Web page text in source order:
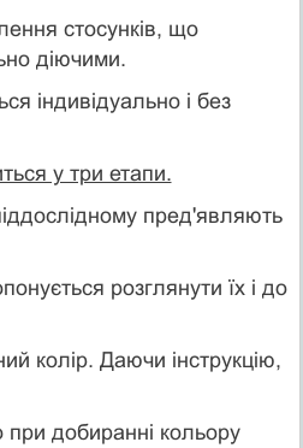
стосунків, що
діючими.
індивідуально і без
у три етапи.
пред'являють
розглянути їх і до
колір. Даючи інструкцію,
добиранні кольору